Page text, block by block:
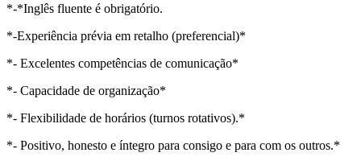
*-*Inglês fluente é obrigatório.
*-Experiência prévia em retalho (preferencial)*
*- Excelentes competências de comunicação*
*- Capacidade de organização*
*- Flexibilidade de horários (turnos rotativos).*
*- Positivo, honesto e íntegro para consigo e para com os outros.*